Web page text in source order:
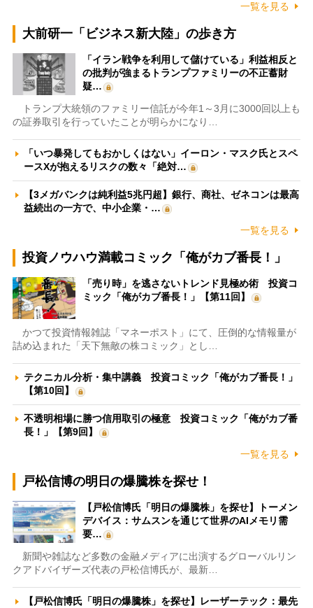
一覧を見る
大前研一「ビジネス新大陸」の歩き方
「イラン戦争を利用して儲けている」利益相反と
の批判が強まるトランプファミリーの不正蓄財
疑…
トランプ大統領のファミリー信託が今年1～3月に3000回以上も
の証券取引を行っていたことが明らかになり…
「いつ暴発してもおかしくはない」イーロン・マスク氏とスペ
ースXが抱えるリスクの数々「絶対…
【3メガバンクは純利益5兆円超】銀行、商社、ゼネコンは最高
益続出の一方で、中小企業・…
一覧を見る
投資ノウハウ満載コミック「俺がカブ番長！」
「売り時」を逃さないトレンド見極め術 投資コ
ミック「俺がカブ番長！」【第11回】
かつて投資情報雑誌「マネーポスト」にて、圧倒的な情報量が
詰め込まれた「天下無敵の株コミック」とし…
テクニカル分析・集中講義 投資コミック「俺がカブ番長！」
【第10回】
不透明相場に勝つ信用取引の極意 投資コミック「俺がカブ番
長！」【第9回】
一覧を見る
戸松信博の明日の爆騰株を探せ！
【戸松信博氏「明日の爆騰株」を探せ】トーメン
デバイス：サムスンを通じて世界のAIメモリ需
要…
新聞や雑誌など多数の金融メディアに出演するグローバルリン
クアドバイザーズ代表の戸松信博氏が、最新…
【戸松信博氏「明日の爆騰株」を探せ】レーザーテック：最先